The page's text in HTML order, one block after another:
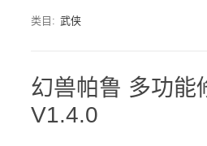
类目: 武侠
幻兽帕鲁 多功能
V1.4.0